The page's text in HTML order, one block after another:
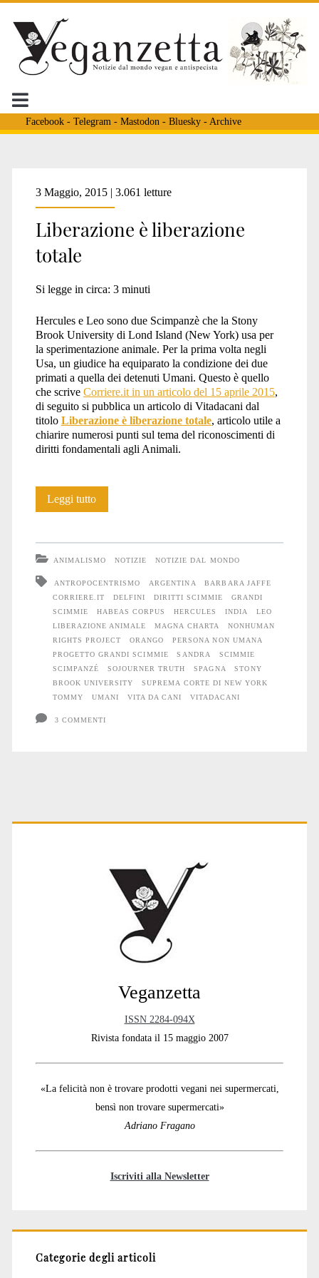
Facebook- Telegram - Mastodon - Bluesky- Archive
Tag:
<span>tommy</span>
3 Maggio, 2015 | 3.061 letture
Liberazione è liberazione
totale
Si legge in circa: 3 minuti
Hercules e Leo sono due Scimpanzè che la Stony
Brook University di Lond Island (New York) usa per
la sperimentazione animale. Per la prima volta negli
Usa, un giudice ha equiparato la condizione dei due
primati a quella dei detenuti Umani. Questo è quello
che scrive Corriere.it in un articolo del 15 aprile 2015,
di seguito si pubblica un articolo di Vitadacani dal
titolo Liberazione è liberazione totale, articolo utile a
chiarire numerosi punti sul tema del riconoscimenti di
diritti fondamentali agli Animali.
Leggi tuttoLiberazione
ANIMALISMO NOTIZIE NOTIZIE DAL MONDO
ANTROPOCENTRISMO ARGENTINA
BARBARA JAFFE
CORRIERE.IT
DELFINI DIRITTI SCIMMIE
GRANDI
SCIMMIE
HABEAS CORPUS HERCULES INDIA
LEO
LIBERAZIONE ANIMALE
MAGNA CHARTA
NONHUMAN
RIGHTS PROJECT
ORANGO
PERSONA NON UMANA
PROGETTO GRANDI SCIMMIE
SANDRA
SCIMMIE
SCIMPANZÉ
SOJOURNER TRUTH SPAGNA
STONY
BROOK UNIVERSITY
SUPREMA CORTE DI NEW YORK
TOMMY
UMANI VITA DA CANI VITADACANI
3 COMMENTI
Primary
Veganzetta
ISSN 2284-094X
Rivista fondata il 15 maggio 2007
«La felicità non è trovare prodotti vegani nei supermercati,
bensì non trovare supermercati»
Adriano Fragano
Iscriviti alla Newsletter
Categorie degli articoli